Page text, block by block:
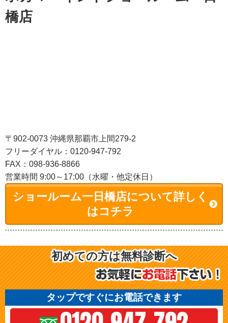
橋店
〒902-0073 沖縄県那覇市上間279-2
フリーダイヤル：0120-947-792
FAX：098-936-8866
営業時間 9:00～17:00（水曜・他定休日）
ショールーム一日橋店について詳しく
はコチラ
初めての方は無料診断へ
タップですぐにお電話できます